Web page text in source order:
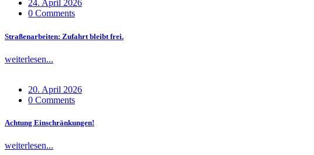
24. April 2026
0 Comments
Straßenarbeiten: Zufahrt bleibt frei.
weiterlesen...
20. April 2026
0 Comments
Achtung Einschränkungen!
weiterlesen...